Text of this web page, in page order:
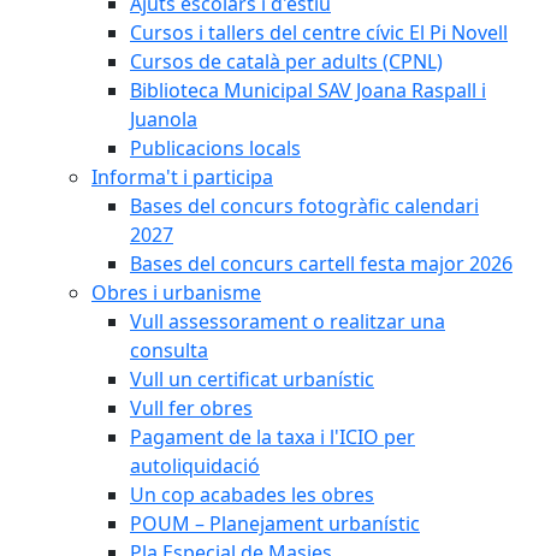
Cursos i tallers del centre cívic El Pi Novell
Cursos de català per adults (CPNL)
Biblioteca Municipal SAV Joana Raspall i
Juanola
Publicacions locals
Informa't i participa
Bases del concurs fotogràfic calendari
2027
Bases del concurs cartell festa major 2026
Obres i urbanisme
Vull assessorament o realitzar una
consulta
Vull un certificat urbanístic
Vull fer obres
Pagament de la taxa i l'ICIO per
autoliquidació
Un cop acabades les obres
POUM – Planejament urbanístic